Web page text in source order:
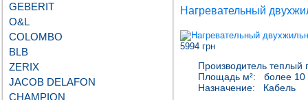
GEBERIT
О&L
COLOMBO
BLB
ZERIX
JACOB DELAFON
CHAMPION
Нагревательный
5994 грн
Производитель теплый
Площадь м²:
более 10
Назначение:
Кабель